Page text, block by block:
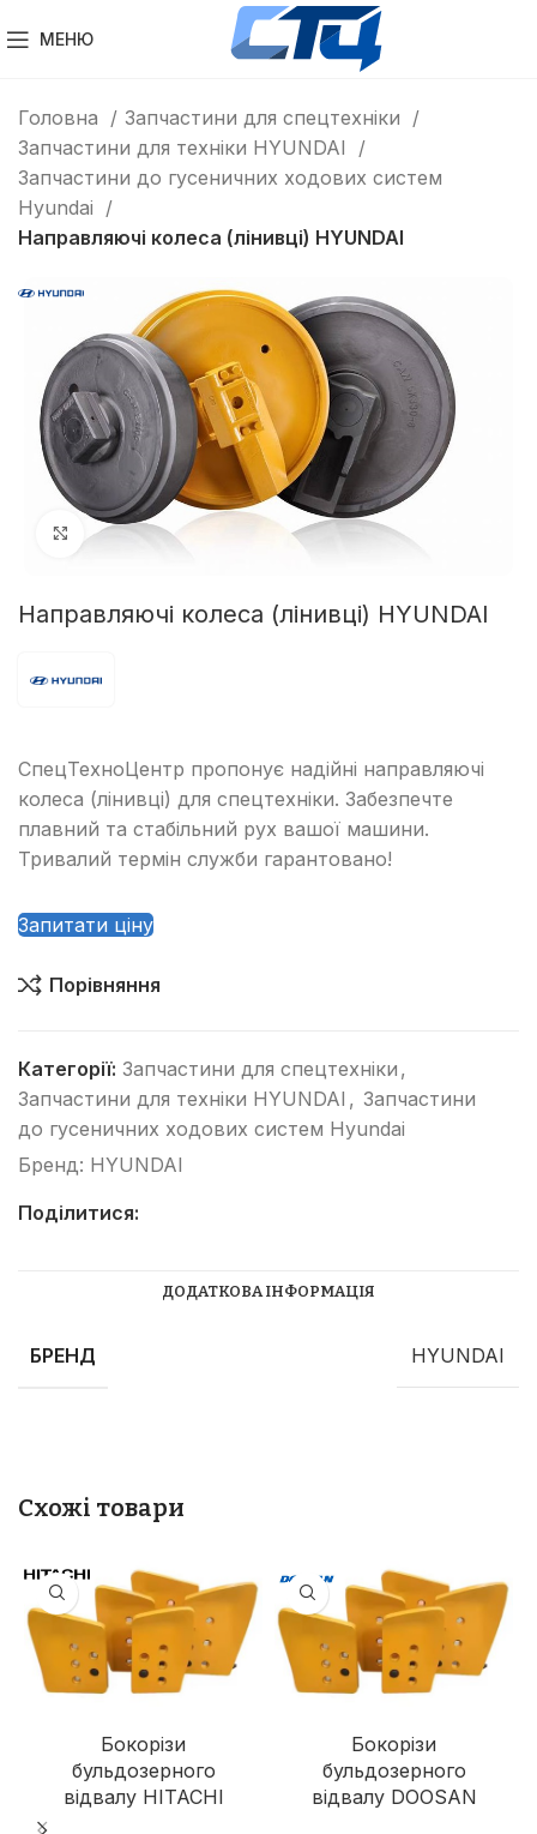
МЕНЮ
Головна
Запчастини для спецтехніки
Запчастини для техніки HYUNDAI
Запчастини до гусеничних ходових систем
Hyundai
Направляючі колеса (лінивці) HYUNDAI
Клацніть, щоб збільшити
Направляючі колеса (лінивці) HYUNDAI
СпецТехноЦентр пропонує надійні направляючі
колеса (лінивці) для спецтехніки. Забезпечте
плавний та стабільний рух вашої машини.
Тривалий термін служби гарантовано!
Запитати ціну
Порівняння
Категорії: Запчастини для спецтехніки ,
Запчастини для техніки HYUNDAI , Запчастини
до гусеничних ходових систем Hyundai
Бренд: HYUNDAI
Поділитися:
ДОДАТКОВА ІНФОРМАЦІЯ
БРЕНД HYUNDAI
Схожі товари
Бокорізи
бульдозерного
відвалу HITACHI
Бокорізи
бульдозерного
відвалу DOOSAN